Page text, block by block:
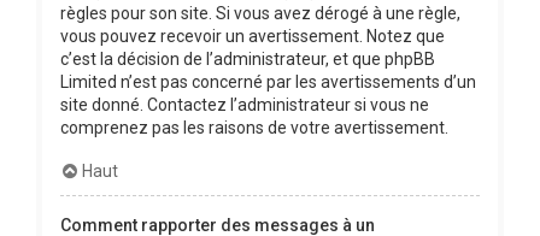
règles pour son site. Si vous avez dérogé à une règle,
vous pouvez recevoir un avertissement. Notez que
c’est la décision de l’administrateur, et que phpBB
Limited n’est pas concerné par les avertissements d’un
site donné. Contactez l’administrateur si vous ne
comprenez pas les raisons de votre avertissement.
Haut
Comment rapporter des messages à un